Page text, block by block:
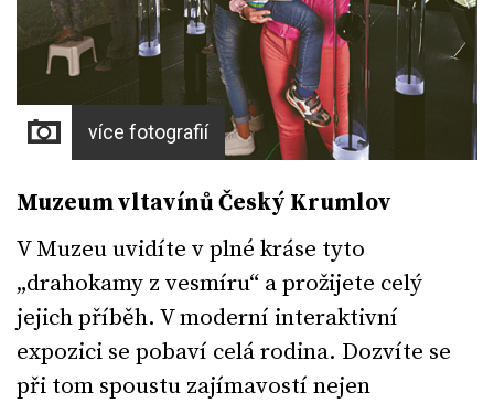
více fotografií
Muzeum vltavínů Český Krumlov
V Muzeu uvidíte v plné kráse tyto
„drahokamy z vesmíru“ a prožijete celý
jejich příběh. V moderní interaktivní
expozici se pobaví celá rodina. Dozvíte se
při tom spoustu zajímavostí nejen